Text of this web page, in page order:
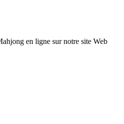
en ligne sur notre site Web